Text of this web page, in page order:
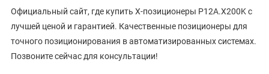
Официальный сайт, где купить X-позиционеры P12A.X200K с
лучшей ценой и гарантией. Качественные позиционеры для
точного позиционирования в автоматизированных системах.
Позвоните сейчас для консультации!